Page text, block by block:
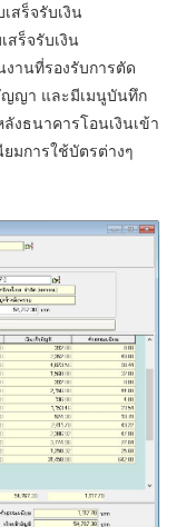
สร็จรับเงิน
สร็จรับเงิน
งานที่รองรับการตัด
ญา และมีเมนูบันทึก
งธนาคารโอนเงินเข้า
มการใช้บัตรต่างๆ